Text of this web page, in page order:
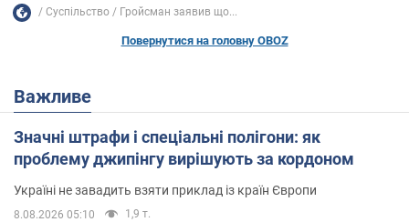
Суспільство Гройсман заявив що...
Повернутися на головну OBOZ
Важливе
Значні штрафи і спеціальні полігони: як
проблему джипінгу вирішують за кордоном
Україні не завадить взяти приклад із країн Європи
8.08.2026 05:10 1,9 т.